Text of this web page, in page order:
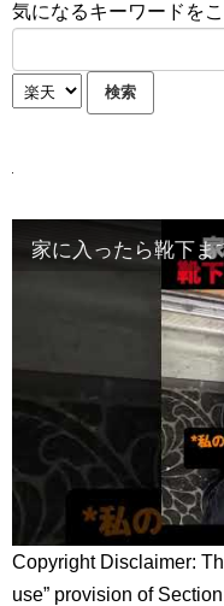
気になるキーワードを
家に入ったら靴下ま
Copyright Disclaimer:
use” provision of